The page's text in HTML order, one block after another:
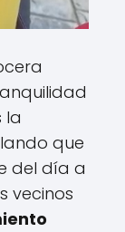
la
que
del día a
vecinos